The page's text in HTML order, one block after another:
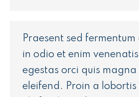
Praesent sed fermentum
in odio et enim
egestas orci quis magna
eleifend. Proin a lobortis